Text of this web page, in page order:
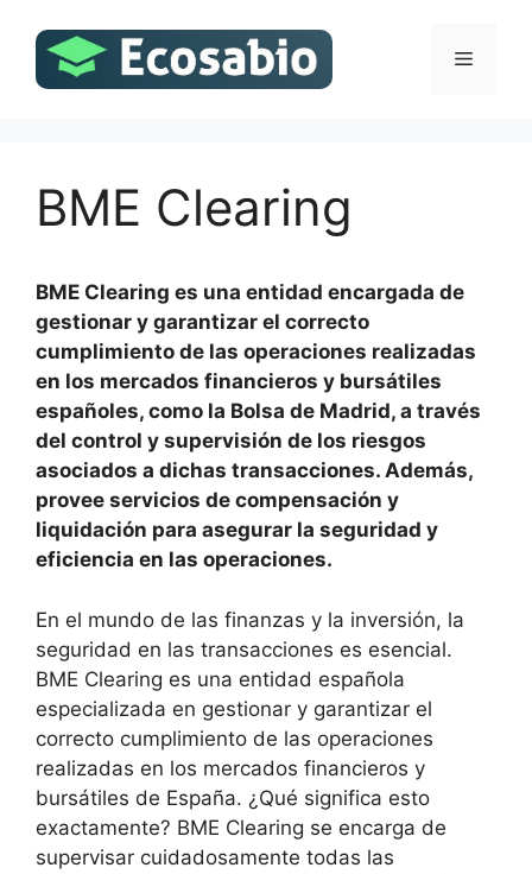
contenido
Menú
BME Clearing
BME Clearing es una entidad encargada de
gestionar y garantizar el correcto
cumplimiento de las operaciones realizadas
en los mercados financieros y bursátiles
españoles, como la Bolsa de Madrid, a través
del control y supervisión de los riesgos
asociados a dichas transacciones. Además,
provee servicios de compensación y
liquidación para asegurar la seguridad y
eficiencia en las operaciones.
En el mundo de las finanzas y la inversión, la
seguridad en las transacciones es esencial.
BME Clearing es una entidad española
especializada en gestionar y garantizar el
correcto cumplimiento de las operaciones
realizadas en los mercados financieros y
bursátiles de España. ¿Qué significa esto
exactamente? BME Clearing se encarga de
supervisar cuidadosamente todas las